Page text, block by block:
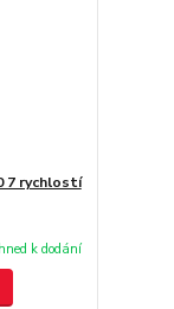
7 rychlostí
k dodání